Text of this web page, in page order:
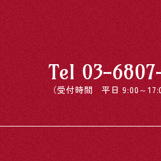
Tel03-
（受付時間 平日 9:00～